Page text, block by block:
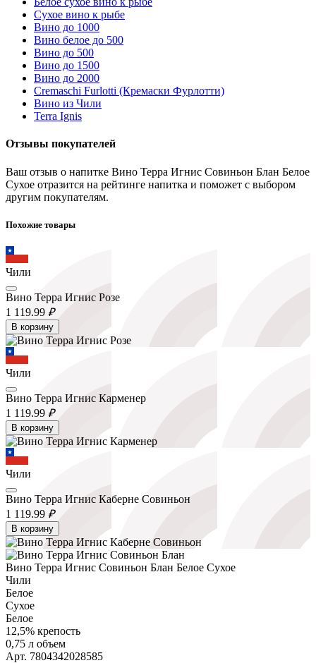
Сухое вино к рыбе
Вино до 1000
Вино белое до 500
Вино до 500
Вино до 1500
Вино до 2000
Cremaschi Furlotti (Кремаски Фурлотти)
Вино из Чили
Terra Ignis
Отзывы покупателей
Ваш отзыв о напитке Вино Терра Игнис Совиньон Блан Белое
Сухое отразится на рейтинге напитка и поможет с выбором
другим покупателям.
Похожие товары
Чили
Вино Терра Игнис Розе
1 119.99 ₽
В корзину
Чили
Вино Терра Игнис Карменер
1 119.99 ₽
В корзину
Чили
Вино Терра Игнис Каберне Совиньон
1 119.99 ₽
В корзину
Вино Терра Игнис Совиньон Блан Белое Сухое
Чили
Белое
Сухое
Белое
12,5% крепость
0,75 л объем
Арт. 7804342028585